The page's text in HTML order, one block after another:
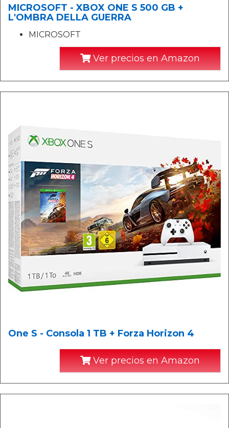
MICROSOFT - XBOX ONE S 500 GB +
L'OMBRA DELLA GUERRA
MICROSOFT
Ver precios en Amazon
One S - Consola 1 TB + Forza Horizon 4
Ver precios en Amazon